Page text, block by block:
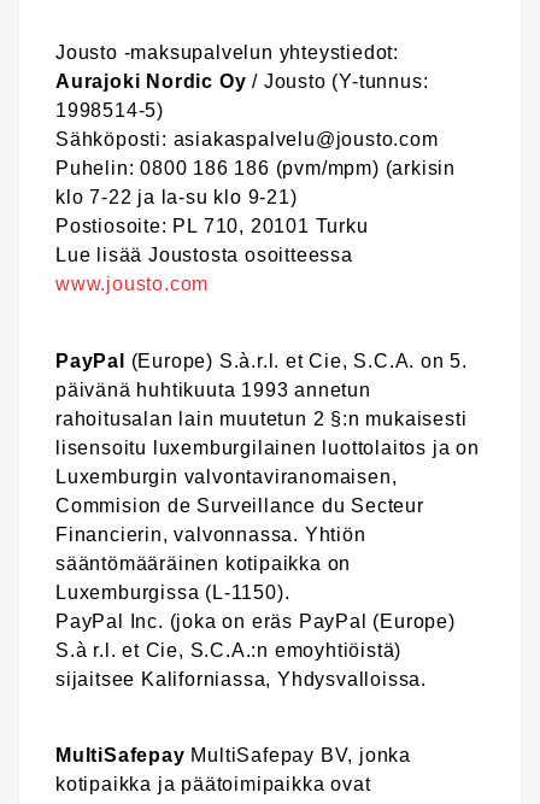
Jousto -maksupalvelun yhteystiedot:
Aurajoki Nordic Oy / Jousto (Y-tunnus:
1998514-5)
Sähköposti: asiakaspalvelu@jousto.com
Puhelin: 0800 186 186 (pvm/mpm) (arkisin
klo 7-22 ja la-su klo 9-21)
Postiosoite: PL 710, 20101 Turku
Lue lisää Joustosta osoitteessa
www.jousto.com
PayPal
(Europe) S.à.r.l. et Cie, S.C.A. on 5.
päivänä huhtikuuta 1993 annetun
rahoitusalan lain muutetun 2 §:n mukaisesti
lisensoitu luxemburgilainen luottolaitos ja on
Luxemburgin valvontaviranomaisen,
Commision de Surveillance du Secteur
Financierin, valvonnassa. Yhtiön
sääntömääräinen kotipaikka on
Luxemburgissa (L-1150).
PayPal Inc. (joka on eräs PayPal (Europe)
S.à r.l. et Cie, S.C.A.:n emoyhtiöistä)
sijaitsee Kaliforniassa, Yhdysvalloissa.
MultiSafepay MultiSafepay BV, jonka
kotipaikka ja päätoimipaikka ovat